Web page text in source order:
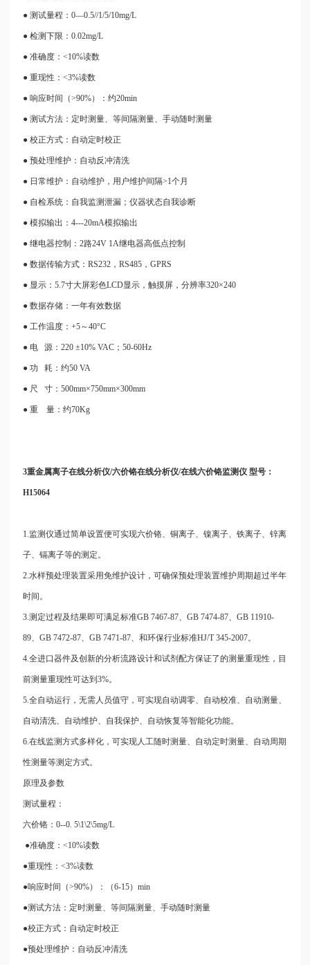
● 测试量程：0—0.5//1/5/10mg/L
● 检测下限：0.02mg/L
● 准确度：<10%读数
● 重现性：<3%读数
● 响应时间（>90%）：约20min
● 测试方法：定时测量、等间隔测量、手动随时测量
● 校正方式：自动定时校正
● 预处理维护：自动反冲清洗
● 日常维护：自动维护，用户维护间隔>1个月
● 自检系统：自我监测泄漏；仪器状态自我诊断
● 模拟输出：4---20mA模拟输出
● 继电器控制：2路24V 1A继电器高低点控制
● 数据传输方式：RS232，RS485，GPRS
● 显示：5.7寸大屏彩色LCD显示，触摸屏，分辨率320×240
● 数据存储：一年有效数据
● 工作温度：+5～40°C
● 电 源：220 ±10% VAC；50-60Hz
● 功 耗：约50 VA
● 尺 寸：500mm×750mm×300mm
● 重 量：约70Kg
3重金属离子在线分析仪/六价铬在线分析仪/在线六价铬监测仪 型号：
H15064
1.监测仪通过简单设置便可实现六价铬、铜离子、镍离子、铁离子、锌离
子、镉离子等的测定。
2.水样预处理装置采用免维护设计，可确保预处理装置维护周期超过半年
时间。
3.测定过程及结果即可满足标准GB 7467-87、GB 7474-87、GB 11910-
89、GB 7472-87、GB 7471-87、和环保行业标准HJ/T 345-2007。
4.全进口器件及创新的分析流路设计和试剂配方保证了的测量重现性，目
前测量重现性可达到3%。
5.全自动运行，无需人员值守，可实现自动调零、自动校准、自动测量、
自动清洗、自动维护、自我保护、自动恢复等智能化功能。
6.在线监测方式多样化，可实现人工随时测量、自动定时测量、自动周期
性测量等测定方式。
原理及参数
测试量程：
六价铬：0--0. 5\1\2\5mg/L
●准确度：<10%读数
●重现性：<3%读数
●响应时间（>90%）：（6-15）min
●测试方法：定时测量、等间隔测量、手动随时测量
●校正方式：自动定时校正
●预处理维护：自动反冲清洗